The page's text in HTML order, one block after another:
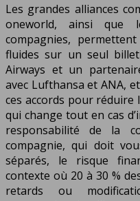
Les grandes alliances
oneworld, ainsi que
compagnies,
fluides sur un seul
Airways et un
avec Lufthansa et ANA,
ces accords pour réduire
qui change tout en cas
responsabilité de la
compagnie, qui doit
séparés, le risque
contexte où 20 à 30 %
retards ou